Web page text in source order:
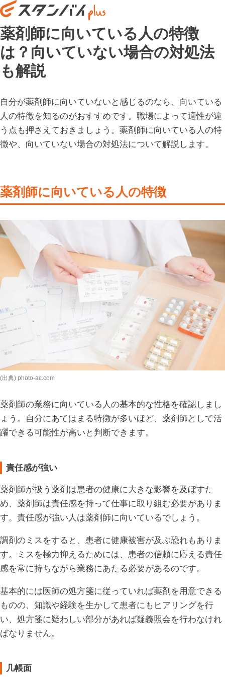
薬剤師に向いている人の特徴
は？向いていない場合の対処法
も解説
自分が薬剤師に向いていないと感じるのなら、向いている
人の特徴を知るのがおすすめです。職場によって適性が違
う点も押さえておきましょう。薬剤師に向いている人の特
徴や、向いていない場合の対処法について解説します。
薬剤師に向いている人の特徴
(出典) photo-ac.com
薬剤師の業務に向いている人の基本的な性格を確認しまし
ょう。自分にあてはまる特徴が多いほど、薬剤師として活
躍できる可能性が高いと判断できます。
責任感が強い
薬剤師が扱う薬剤は患者の健康に大きな影響を及ぼすた
め、薬剤師は責任感を持って仕事に取り組む必要がありま
す。責任感が強い人は薬剤師に向いているでしょう。
調剤のミスをすると、患者に健康被害が及ぶ恐れもありま
す。ミスを極力抑えるためには、患者の信頼に応える責任
感を常に持ちながら業務にあたる必要があるのです。
基本的には医師の処方箋に従っていれば薬剤を用意できる
ものの、知識や経験を生かして患者にもヒアリングを行
い、処方箋に疑わしい部分があれば疑義照会を行わなけれ
ばなりません。
几帳面